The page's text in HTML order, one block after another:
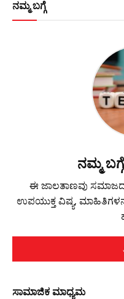
ನಮ್ಮ ಬಗ್ಗೆ
ನಮ್ಮ
ಈ ಜಾಲತಾಣವು
ಉಪಯುಕ್ತ ವಿಷ್ಯ,
ಸಾಮಾಜಿಕ ಮಾಧ್ಯಮ